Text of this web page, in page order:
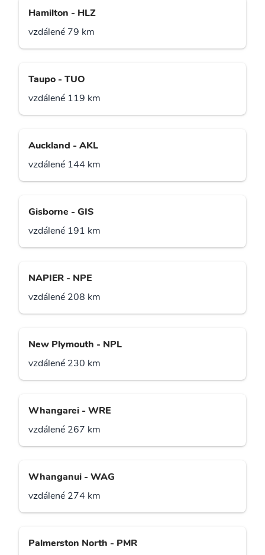
Hamilton - HLZ
vzdálené 79 km
Taupo - TUO
vzdálené 119 km
Auckland - AKL
vzdálené 144 km
Gisborne - GIS
vzdálené 191 km
NAPIER - NPE
vzdálené 208 km
New Plymouth - NPL
vzdálené 230 km
Whangarei - WRE
vzdálené 267 km
Whanganui - WAG
vzdálené 274 km
Palmerston North - PMR